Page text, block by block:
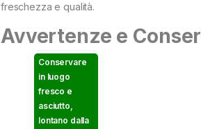
freschezza e qualità.
Avvertenze e
Conservare
in luogo
fresco e
asciutto,
lontano dalla